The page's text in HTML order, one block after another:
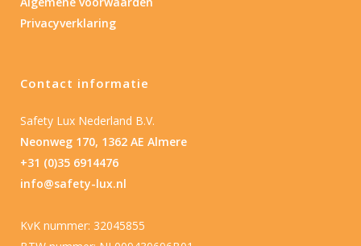
Privacyverklaring
Contact informatie
Safety Lux Nederland B.V.
Neonweg 170, 1362 AE Almere
+31 (0)35 6914476
info@safety-lux.nl
KvK nummer: 32045855